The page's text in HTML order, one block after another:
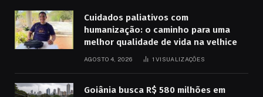
Cuidados paliativos com
humanização: o caminho para uma
melhor qualidade de vida na velhice
AGOSTO 4, 2026 1VISUALIZAÇÕES
Goiânia busca R$ 580 milhões em